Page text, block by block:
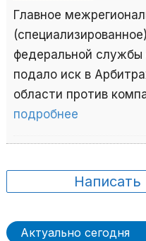
Главное
федеральной службы
подало иск в
области против
подробнее
Актуально сегодня